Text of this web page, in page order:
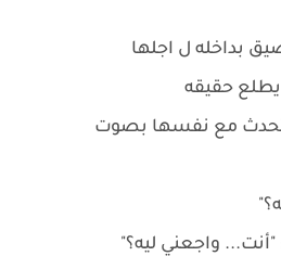
بداخله ل اجلها
حقيقه
تتحدث مع نفسها بصوت
واجعني ليه؟"